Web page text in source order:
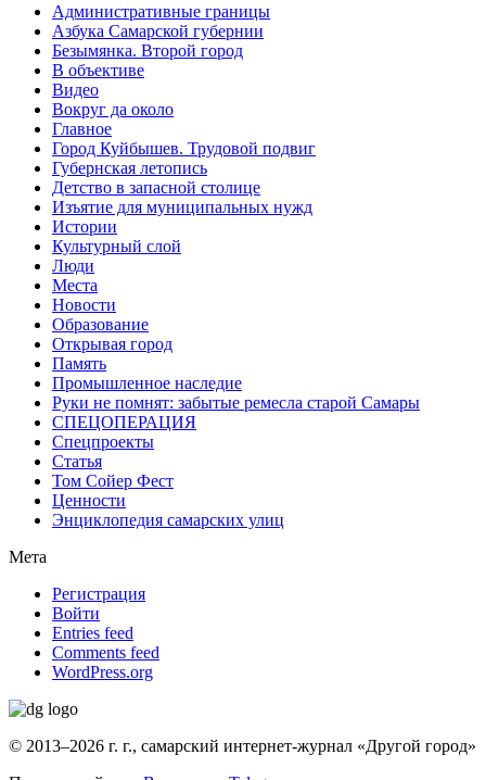
Административные границы
Азбука Самарской губернии
Безымянка. Второй город
В объективе
Видео
Вокруг да около
Главное
Город Куйбышев. Трудовой подвиг
Губернская летопись
Детство в запасной столице
Изъятие для муниципальных нужд
Истории
Культурный слой
Люди
Места
Новости
Образование
Открывая город
Память
Промышленное наследие
Руки не помнят: забытые ремесла старой Самары
СПЕЦОПЕРАЦИЯ
Спецпроекты
Статья
Том Сойер Фест
Ценности
Энциклопедия самарских улиц
Мета
Регистрация
Войти
Entries feed
Comments feed
WordPress.org
© 2013–2026 г. г., самарский интернет-журнал «Другой город»